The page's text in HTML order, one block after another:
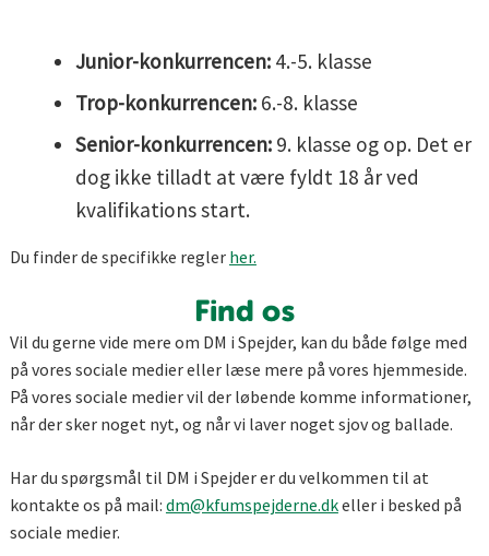
Junior-konkurrencen:4.-5. klasse
Trop-konkurrencen: 6.-8. klasse
Senior-konkurrencen: 9. klasse og op. Det er
dog ikke tilladt at være fyldt 18 år ved
kvalifikations start.
Du finder de specifikke regler her.
Find os
Vil du gerne vide mere om DM i Spejder, kan du både følge med
på vores sociale medier eller læse mere på vores hjemmeside.
På vores sociale medier vil der løbende komme informationer,
når der sker noget nyt, og når vi laver noget sjov og ballade.
Har du spørgsmål til DM i Spejder er du velkommen til at
kontakte os på mail: dm@kfumspejderne.dkeller i besked på
sociale medier.